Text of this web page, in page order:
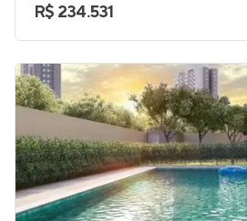
R$ 234.531